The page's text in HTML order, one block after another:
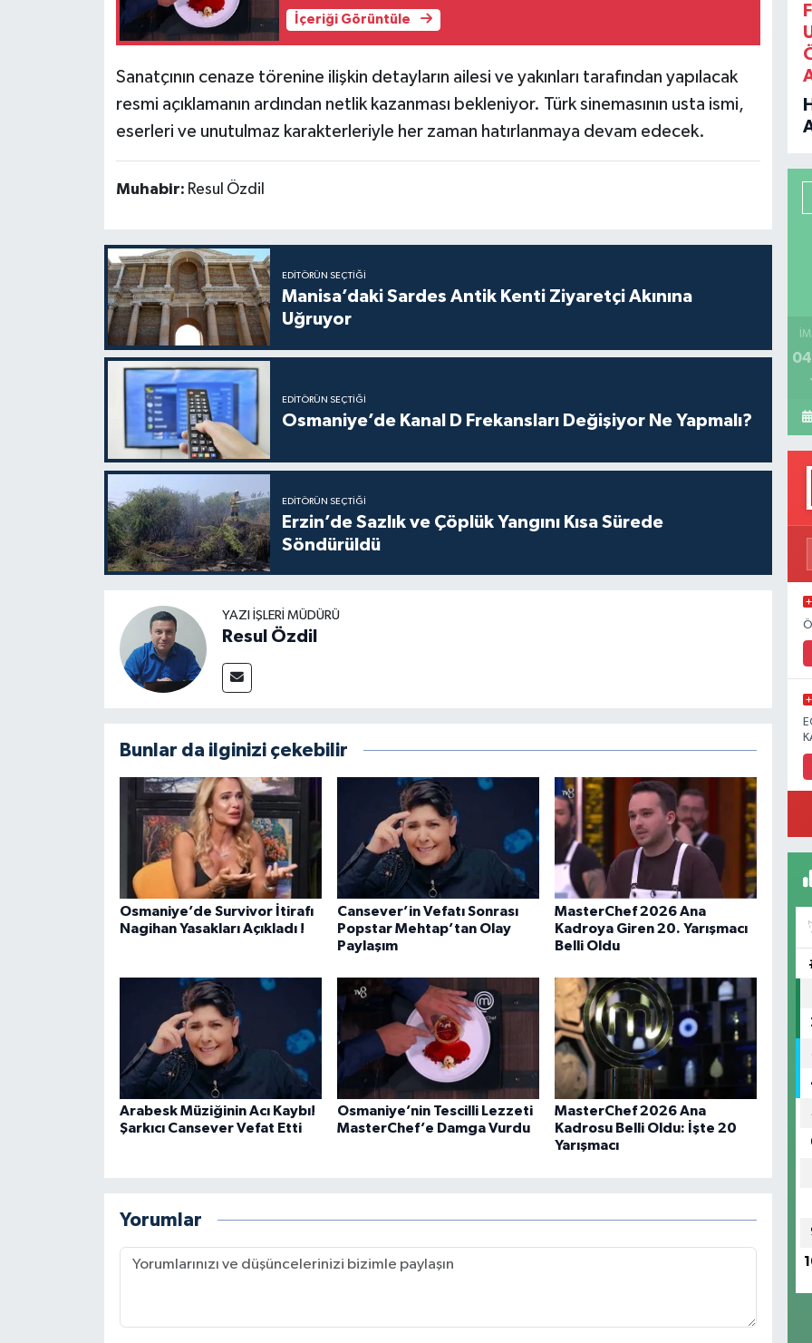
İçeriği Görüntüle
Sanatçının cenaze törenine ilişkin detayların ailesi ve yakınları tarafından yapılacak
resmi açıklamanın ardından netlik kazanması bekleniyor. Türk sinemasının usta ismi,
eserleri ve unutulmaz karakterleriyle her zaman hatırlanmaya devam edecek.
Muhabir: Resul Özdil
EDITÖRÜN SEÇTIĞI
Manisa’daki Sardes Antik Kenti Ziyaretçi Akınına
Uğruyor
EDITÖRÜN SEÇTIĞI
Osmaniye’de Kanal D Frekansları Değişiyor Ne Yapmalı?
EDITÖRÜN SEÇTIĞI
Erzin’de Sazlık ve Çöplük Yangını Kısa Sürede
Söndürüldü
YAZI İŞLERI MÜDÜRÜ
Resul Özdil
Bunlar da ilginizi çekebilir
Osmaniye’de Survivor İtirafı
Nagihan Yasakları Açıkladı !
Cansever’in Vefatı Sonrası
Popstar Mehtap’tan Olay
Paylaşım
MasterChef 2026 Ana
Kadroya Giren 20. Yarışmacı
Belli Oldu
Arabesk Müziğinin Acı Kaybı!
Şarkıcı Cansever Vefat Etti
Osmaniye’nin Tescilli Lezzeti
MasterChef’e Damga Vurdu
MasterChef 2026 Ana
Kadrosu Belli Oldu: İşte 20
Yarışmacı
Yorumlar